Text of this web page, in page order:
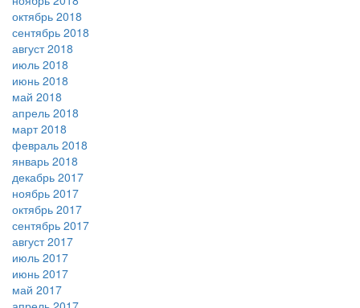
октябрь 2018
сентябрь 2018
август 2018
июль 2018
июнь 2018
май 2018
апрель 2018
март 2018
февраль 2018
январь 2018
декабрь 2017
ноябрь 2017
октябрь 2017
сентябрь 2017
август 2017
июль 2017
июнь 2017
май 2017